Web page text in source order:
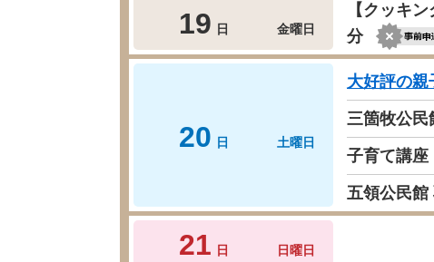
19 日 金曜日
【クッキ
分
20 日 土曜日
大好評の親
三箇牧公民
子育て講座
五領公民館
21 日 日曜日